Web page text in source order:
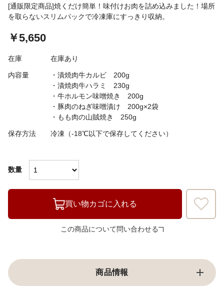
[通販限定商品]焼くだけ簡単！味付けお肉を詰め込みました！場所
を取らないスリムパックで冷凍庫にすっきり収納。
￥5,650
在庫 在庫あり
内容量
・漬焼肉牛カルビ 200g
・漬焼肉牛ハラミ 230g
・牛ホルモン味噌焼き 200g
・豚肉のねぎ味噌漬け 200g×2袋
・もも肉の山賊焼き 250g
保存方法 冷凍（-18℃以下で保存してください）
数量
買い物カゴに入れる
この商品について問い合わせる
商品情報